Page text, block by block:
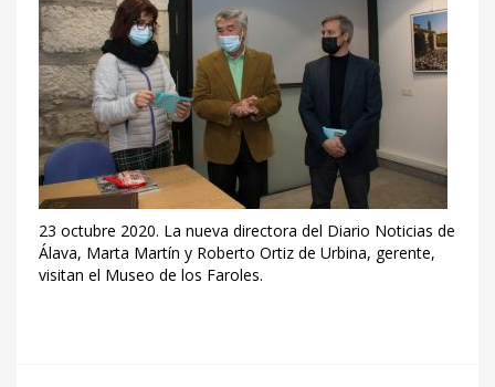
23 octubre 2020. La nueva directora del Diario Noticias de
Álava, Marta Martín y Roberto Ortiz de Urbina, gerente,
visitan el Museo de los Faroles.